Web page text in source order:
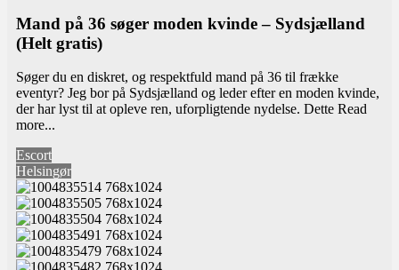
Mand på 36 søger moden kvinde – Sydsjælland
(Helt gratis)
Søger du en diskret, og respektfuld mand på 36 til frække
eventyr? Jeg bor på Sydsjælland og leder efter en moden kvinde,
der har lyst til at opleve ren, uforpligtende nydelse. Dette Read
more...
Escort
Helsingør